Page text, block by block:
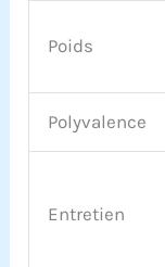
Poids
Polyvalence
Entretien